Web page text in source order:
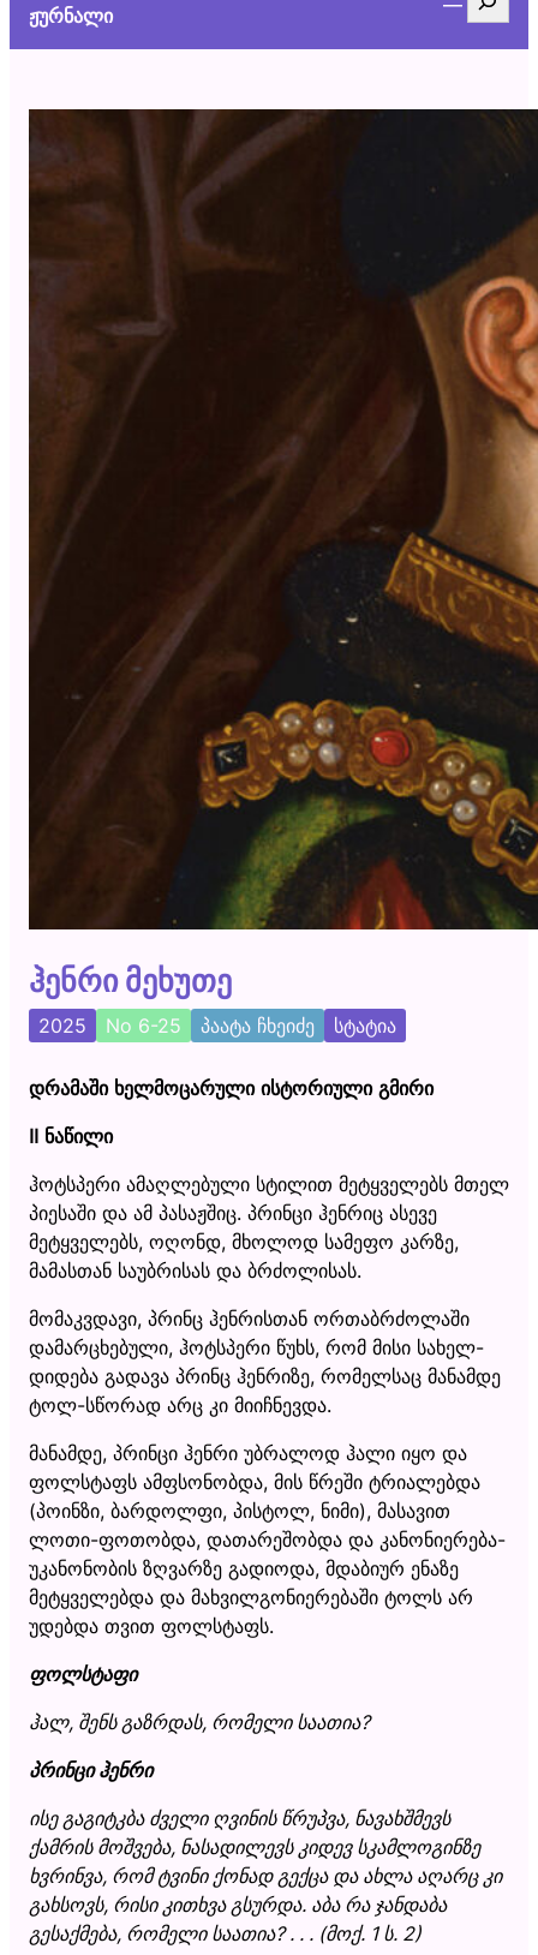
ჟურნალი
ჰენრი მეხუთე
2025 No 6-25 პაატა ჩხეიძე სტატია
დრამაში ხელმოცარული ისტორიული გმირი
II ნაწილი
ჰოტსპერი ამაღლებული სტილით მეტყველებს მთელ
პიესაში და ამ პასაჟშიც. პრინცი ჰენრიც ასევე
მეტყველებს, ოღონდ, მხოლოდ სამეფო კარზე,
მამასთან საუბრისას და ბრძოლისას.
მომაკვდავი, პრინც ჰენრისთან ორთაბრძოლაში
დამარცხებული, ჰოტსპერი წუხს, რომ მისი სახელ-
დიდება გადავა პრინც ჰენრიზე, რომელსაც მანამდე
ტოლ-სწორად არც კი მიიჩნევდა.
მანამდე, პრინცი ჰენრი უბრალოდ ჰალი იყო და
ფოლსტაფს ამფსონობდა, მის წრეში ტრიალებდა
(პოინზი, ბარდოლფი, პისტოლ, ნიმი), მასავით
ლოთი-ფოთობდა, დათარეშობდა და კანონიერება-
უკანონობის ზღვარზე გადიოდა, მდაბიურ ენაზე
მეტყველებდა და მახვილგონიერებაში ტოლს არ
უდებდა თვით ფოლსტაფს.
ფოლსტაფი
ჰალ, შენს გაზრდას, რომელი საათია?
პრინცი ჰენრი
ისე გაგიტკბა ძველი ღვინის წრუპვა, ნავახშმევს
ქამრის მოშვება, ნასადილევს კიდევ სკამლოგინზე
ხვრინვა, რომ ტვინი ქონად გექცა და ახლა აღარც კი
გახსოვს, რისი კითხვა გსურდა. აბა რა ჯანდაბა
გესაქმება, რომელი საათია? . . . (მოქ. 1 ს. 2)